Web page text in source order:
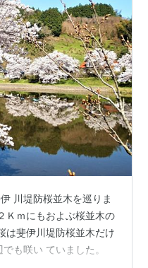
川堤防桜並木を巡りま
Ｋｍにもおよぶ桜並木の
は斐伊川堤防桜並木だけ
も咲い ていました。